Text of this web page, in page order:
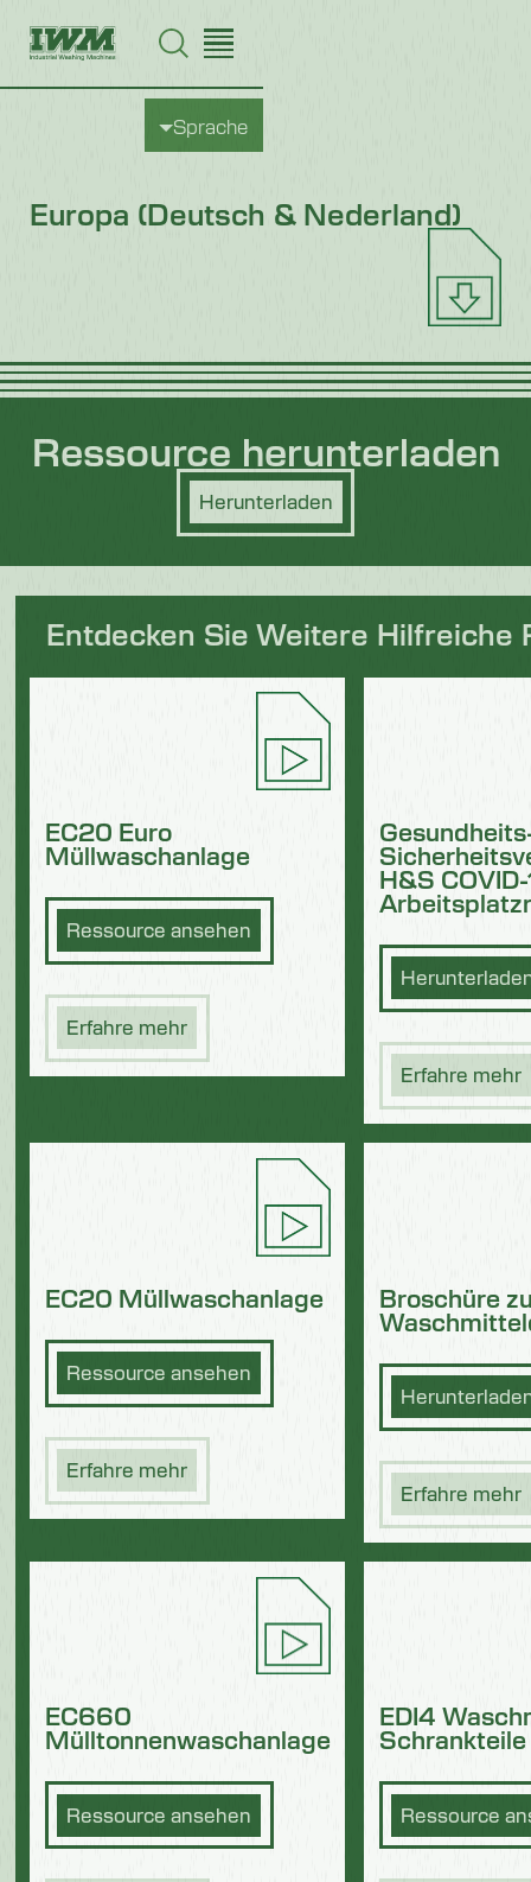
Sprache
Europa (Deutsch & Nederland)
Ressource herunterladen
Herunterladen
Entdecken Sie Weitere Hilfreiche
EC20 Euro
Müllwaschanlage
Ressource ansehen
Erfahre mehr
H&S
Erfahre mehr
EC20 Müllwaschanlage
Ressource ansehen
Erfahre mehr
Broschüre
Erfahre mehr
EC660
Mülltonnenwaschanlage
Ressource ansehen
EDI4
Schrankteile
Ressource